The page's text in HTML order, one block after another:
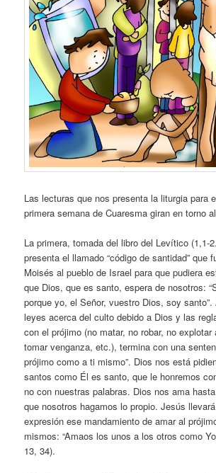
Las lecturas que nos presenta la liturgia para
primera semana de Cuaresma giran en torno
La primera, tomada del libro del Levítico (1,1-
presenta el llamado “código de santidad” que
Moisés al pueblo de Israel para que pudiera
que Dios, que es santo, espera de nosotros:
porque yo, el Señor, vuestro Dios, soy
leyes acerca del culto debido a Dios y las
con el prójimo (no matar, no robar, no explotar
tomar venganza, etc.), termina con una
prójimo como a ti mismo”. Dios nos está
santos como Él es santo, que le honremos
no con nuestras palabras. Dios nos ama
que nosotros hagamos lo propio. Jesús
expresión ese mandamiento de amar al
mismos: “Amaos los unos a los otros como
13, 34).